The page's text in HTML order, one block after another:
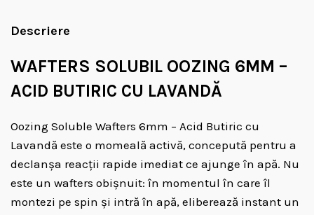
Descriere
WAFTERS SOLUBIL OOZING 6MM –
ACID BUTIRIC CU LAVANDĂ
Oozing Soluble Wafters 6mm – Acid Butiric cu
Lavandă este o momeală activă, concepută pentru a
declanșa reacții rapide imediat ce ajunge în apă. Nu
este un wafters obișnuit: în momentul în care îl
montezi pe spin și intră în apă, eliberează instant un